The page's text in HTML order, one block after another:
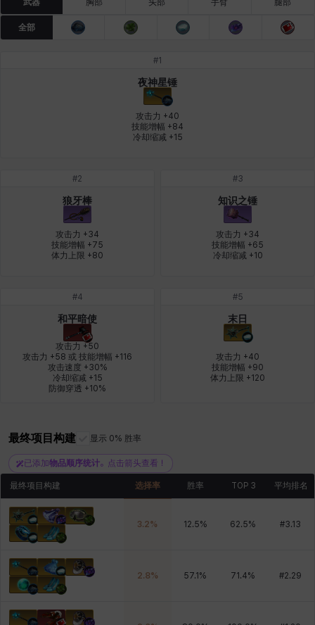
李黛琳 杰琪 梅 比安卡 洛兹 海因茨
玄佑 玛蒂娜
艾丝蒂尔 艾登
费利克斯 阿尔达
阿迪娜 雪
雷妮 马库斯 马格努斯
武器 胸部 头部 手臂 腿部
全部
#1
夜神星锤
攻击力 +40
技能增幅 +84
冷却缩减 +15
#2
狼牙棒
攻击力 +34
技能增幅 +75
体力上限 +80
#3
知识之锤
攻击力 +34
技能增幅 +65
冷却缩减 +10
#4
和平暗使
攻击力 +50
攻击力 +58 或 技能增幅 +116
攻击速度 +30%
冷却缩减 +15
防御穿透 +10%
#5
末日
攻击力 +40
技能增幅 +90
体力上限 +120
最终项目构建 显示 0% 胜率
已添加物品顺序统计。点击箭头查看！
最终项目构建 选择率 胜率 TOP 3 平均排名
3.2% 12.5% 62.5% #3.13
2.8% 57.1 % 71.4% #2.29